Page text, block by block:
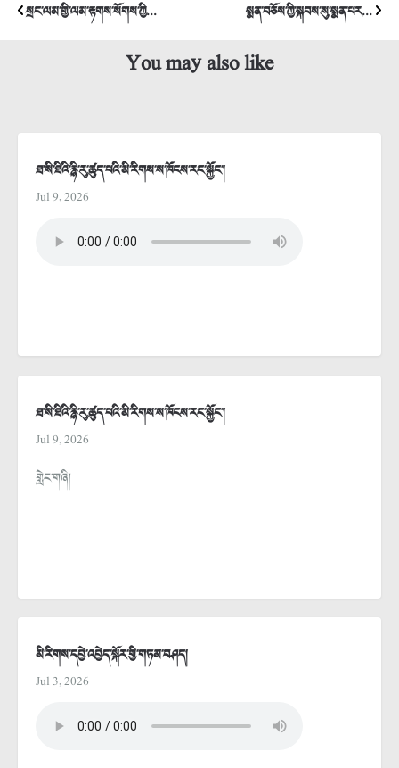
སྲང་ལམ་གྱི་ལམ་རྟགས་སོགས་ཀྱི... སྨན་བཅོས་ཀྱི་སྐབས་སུ་སྨན་པར...
You may also like
ཐ་སི་ཐིའི་རྙི་རུ་ཚུད་པའི་མི་རིགས་ས་ཁོངས་རང་སྐྱོང་།
Jul 9, 2026
ཐ་སི་ཐིའི་རྙི་རུ་ཚུད་པའི་མི་རིགས་ས་ཁོངས་རང་སྐྱོང་།
Jul 9, 2026
གླེང་གཞི།
མི་རིགས་དབྱེ་འབྱེད་སྐོར་གྱི་གཏམ་བཤད།
Jul 3, 2026